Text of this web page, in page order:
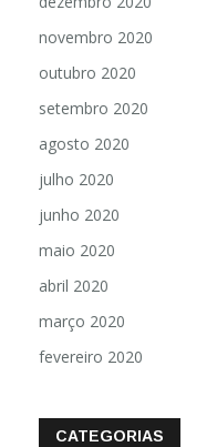
novembro 2020
outubro 2020
setembro 2020
agosto 2020
julho 2020
junho 2020
maio 2020
abril 2020
março 2020
fevereiro 2020
CATEGORIAS